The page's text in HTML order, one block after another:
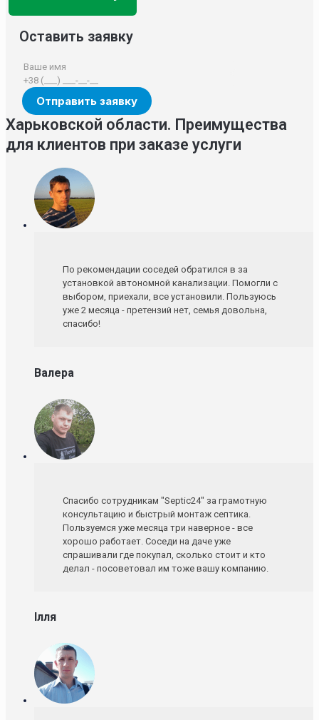
Оставить заявку
Харьковской области. Преимущества
для клиентов при заказе услуги
По рекомендации соседей обратился в за
установкой автономной канализации. Помогли с
выбором, приехали, все установили. Пользуюсь
уже 2 месяца - претензий нет, семья довольна,
спасибо!
Валера
Спасибо сотрудникам "Septic24" за грамотную
консультацию и быстрый монтаж септика.
Пользуемся уже месяца три наверное - все
хорошо работает. Соседи на даче уже
спрашивали где покупал, сколько стоит и кто
делал - посоветовал им тоже вашу компанию.
Ілля